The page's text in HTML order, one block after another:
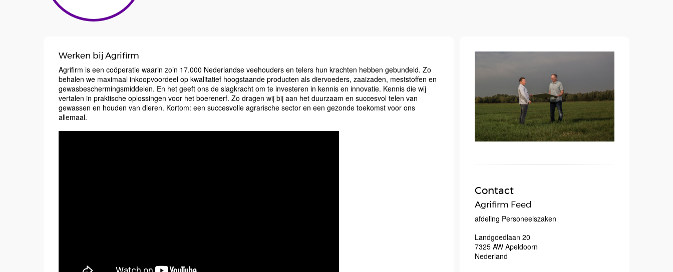
Werken bij Agrifirm
Agrifirm is een coöperatie waarin zo’n 17.000 Nederlandse veehouders en telers hun krachten hebben gebundeld. Zo
behalen we maximaal inkoopvoordeel op kwalitatief hoogstaande producten als diervoeders, zaaizaden, meststoffen en
gewasbeschermingsmiddelen. En het geeft ons de slagkracht om te investeren in kennis en innovatie. Kennis die wij
vertalen in praktische oplossingen voor het boerenerf. Zo dragen wij bij aan het duurzaam en succesvol telen van
gewassen en houden van dieren. Kortom: een succesvolle agrarische sector en een gezonde toekomst voor ons
allemaal.
Contact
Agrifirm Feed
afdeling Personeelszaken
Landgoedlaan 20
7325 AW Apeldoorn
Nederland